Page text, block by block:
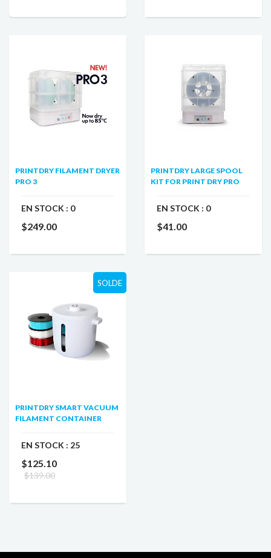
PRINTDRY FILAMENT DRYER
PRO 3
EN STOCK : 0
$249.00
PRINTDRY LARGE SPOOL
KIT FOR PRINT DRY PRO
EN STOCK : 0
$41.00
SOLDE
PRINTDRY SMART VACUUM
FILAMENT CONTAINER
EN STOCK : 25
$125.10
$139.00